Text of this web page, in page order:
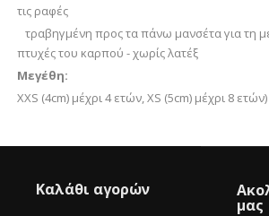
τις ραφές
τραβηγμένη προς τα πάνω μανσέτα για τη
πτυχές του καρπού - χωρίς λατέξ
Μεγέθη:
XXS (4cm) μέχρι 4 ετών, XS (5cm) μέχρι 8 ετών)
Καλάθι αγορών
μας